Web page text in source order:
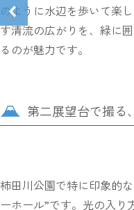
のように水辺を歩いて楽
す清流の広がりを、緑に
るのが魅力です。
第二展望台で撮る
柿田川公園で特に印象的
ーホール”です。光の入り